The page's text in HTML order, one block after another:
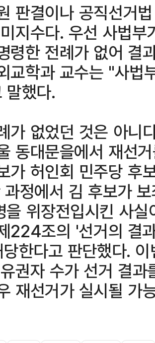
판결이나 공직선거
지수다. 우선 사법
령한 전례가 없어 결
교학과 교수는 "사법
말했다.
가 없었던 것은 아
동대문을에서 재선
가 허인회 민주당 후
정에서 김 후보가
위장전입시킨 사
224조의 '선거의 결
한다고 판단했다.
권자 수가 선거 결
재선거가 실시될 가